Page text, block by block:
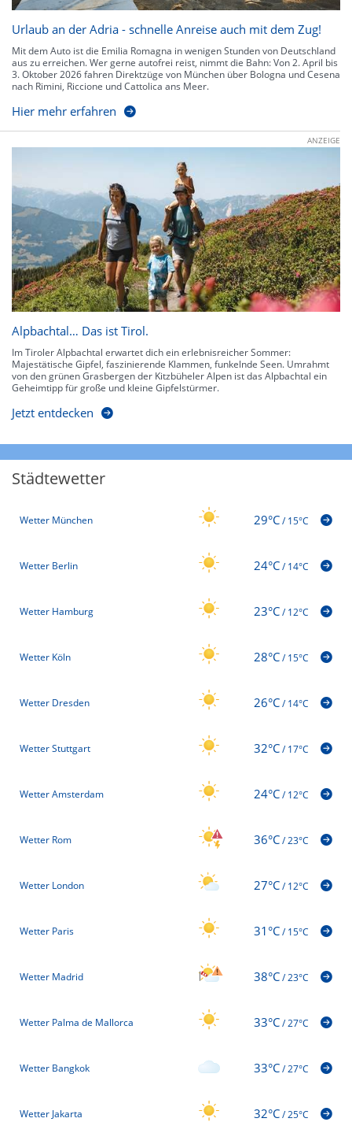
Urlaub an der Adria - schnelle Anreise auch mit dem Zug!
Mit dem Auto ist die Emilia Romagna in wenigen Stunden von Deutschland
aus zu erreichen. Wer gerne autofrei reist, nimmt die Bahn: Von 2. April bis
3. Oktober 2026 fahren Direktzüge von München über Bologna und Cesena
nach Rimini, Riccione und Cattolica ans Meer.
Hier mehr erfahren
ANZEIGE
Alpbachtal… Das ist Tirol.
Im Tiroler Alpbachtal erwartet dich ein erlebnisreicher Sommer:
Majestätische Gipfel, faszinierende Klammen, funkelnde Seen. Umrahmt
von den grünen Grasbergen der Kitzbüheler Alpen ist das Alpbachtal ein
Geheimtipp für große und kleine Gipfelstürmer.
Jetzt entdecken
Städtewetter
Wetter München 29°C/15°C
Wetter Berlin 24°C/14°C
Wetter Hamburg 23°C/12°C
Wetter Köln 28°C/15°C
Wetter Dresden 26°C/14°C
Wetter Stuttgart 32°C/17°C
Wetter Amsterdam 24°C/12°C
Wetter Rom 36°C/23°C
Wetter London 27°C/12°C
Wetter Paris 31°C/15°C
Wetter Madrid 38°C/23°C
Wetter Palma de Mallorca 33°C/27°C
Wetter Bangkok 33°C/27°C
Wetter Jakarta 32°C/25°C